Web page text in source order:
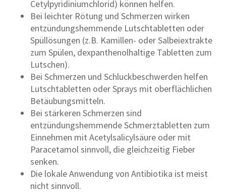
Cetylpyridiniumchlorid) können helfen.
Bei leichter Rötung und Schmerzen wirken
entzündungshemmende Lutschtabletten oder
Spüllösungen (z.B. Kamillen- oder Salbeiextrakte
zum Spülen, dexpanthenolhaltige Tabletten zum
Lutschen).
Bei Schmerzen und Schluckbeschwerden helfen
Lutschtabletten oder Sprays mit oberflächlichen
Betäubungsmitteln.
Bei stärkeren Schmerzen sind
entzündungshemmende Schmerztabletten zum
Einnehmen mit Acetylsalicylsäure oder mit
Paracetamol sinnvoll, die gleichzeitig Fieber
senken.
Die lokale Anwendung von Antibiotika ist meist
nicht sinnvoll.